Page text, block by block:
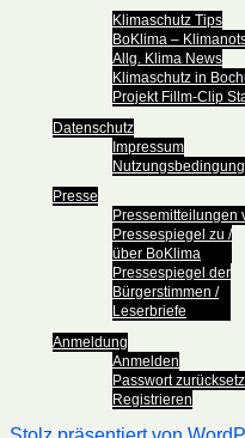
Klimaschutz Tips
BoKlima –
Allg. Klima News
Klimaschutz in
Projekt Fillm-Clip
Datenschutz
Impressum
Presse
Pressemitteilungen
Pressespiegel zu /
über BoKlima
Pressespiegel der
Bürgerstimmen /
Leserbriefe
Anmeldung
Anmelden
Passwort
Registrieren